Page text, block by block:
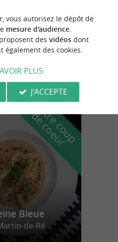
Peak
à thèmes
n
o
t
r
e
c
o
u
p
d
e
c
o
e
u
r
Bleue
de-Ré
vous autorisez le dépôt de
mesure d'audience.
des vidéosdont
également des cookies.
PLUS
J'ACCEPTE